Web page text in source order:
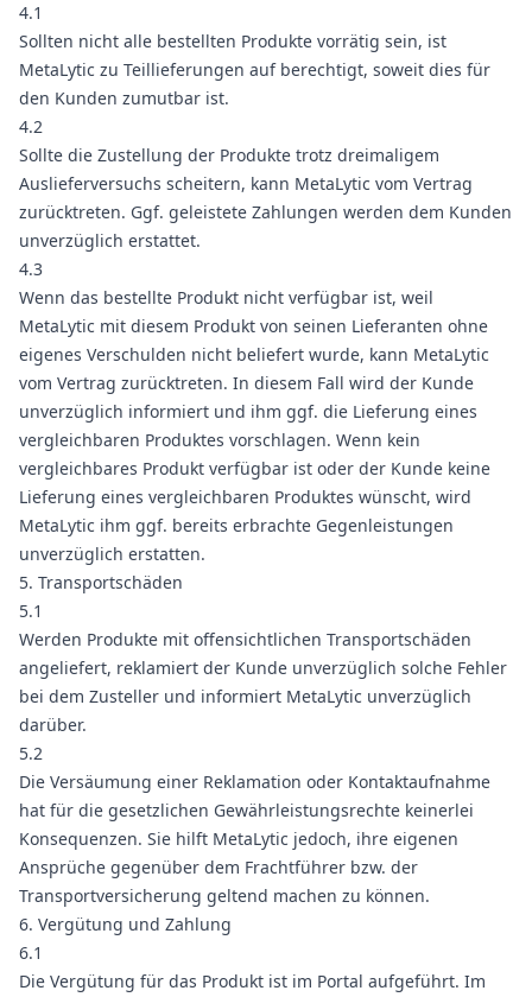
4.1
Sollten nicht alle bestellten Produkte vorrätig sein, ist
MetaLytic zu Teillieferungen auf berechtigt, soweit dies für
den Kunden zumutbar ist.
4.2
Sollte die Zustellung der Produkte trotz dreimaligem
Auslieferversuchs scheitern, kann MetaLytic vom Vertrag
zurücktreten. Ggf. geleistete Zahlungen werden dem Kunden
unverzüglich erstattet.
4.3
Wenn das bestellte Produkt nicht verfügbar ist, weil
MetaLytic mit diesem Produkt von seinen Lieferanten ohne
eigenes Verschulden nicht beliefert wurde, kann MetaLytic
vom Vertrag zurücktreten. In diesem Fall wird der Kunde
unverzüglich informiert und ihm ggf. die Lieferung eines
vergleichbaren Produktes vorschlagen. Wenn kein
vergleichbares Produkt verfügbar ist oder der Kunde keine
Lieferung eines vergleichbaren Produktes wünscht, wird
MetaLytic ihm ggf. bereits erbrachte Gegenleistungen
unverzüglich erstatten.
5. Transportschäden
5.1
Werden Produkte mit offensichtlichen Transportschäden
angeliefert, reklamiert der Kunde unverzüglich solche Fehler
bei dem Zusteller und informiert MetaLytic unverzüglich
darüber.
5.2
Die Versäumung einer Reklamation oder Kontaktaufnahme
hat für die gesetzlichen Gewährleistungsrechte keinerlei
Konsequenzen. Sie hilft MetaLytic jedoch, ihre eigenen
Ansprüche gegenüber dem Frachtführer bzw. der
Transportversicherung geltend machen zu können.
6. Vergütung und Zahlung
6.1
Die Vergütung für das Produkt ist im Portal aufgeführt. Im